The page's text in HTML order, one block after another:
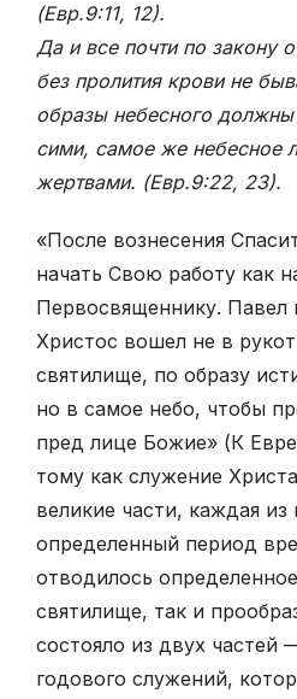
(Евр.9:11, 12).
Да и все почти по закону
без пролития крови не
образы небесного
сими, самое же небесное
жертвами. (Евр.9:22, 23).
«После вознесения
начать Свою работу как
Первосвященнику. Павел
Христос вошел не в
святилище, по образу
но в самое небо, чтобы
пред лице Божие» (К
тому как служение
великие части, каждая
определенный период
отводилось
святилище, так и
состояло из двух частей
годового служений,